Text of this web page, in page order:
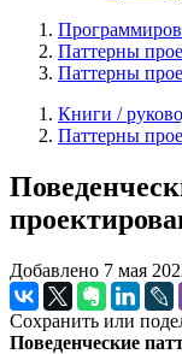
Паттерны
Паттерны
Книги /
Паттерны
Добавлено 7 мая
Сохранить или
Поведенческие